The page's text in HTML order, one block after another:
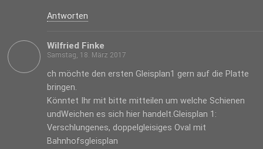
Antworten
Wilfried Finke
Samstag, 18. März 2017
ch möchte den ersten Gleisplan1 gern auf die Platte
bringen.
Könntet Ihr mit bitte mitteilen um welche Schienen
undWeichen es sich hier handelt.Gleisplan 1:
Verschlungenes, doppelgleisiges Oval mit
Bahnhofsgleisplan